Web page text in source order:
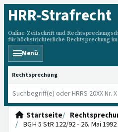
HRR-Strafrecht
Online-Zeitschrift und
für höchstrichterliche Rechtsprechung
Menü
HRRS durchsuchen
Startseite
BGH 5 StR 122/92 - 26. Mai